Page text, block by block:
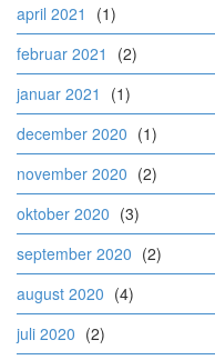
april 2021
(1)
februar 2021
(2)
januar 2021
(1)
december 2020 (1)
november 2020 (2)
oktober 2020 (3)
september 2020 (2)
august 2020 (4)
juli 2020 (2)